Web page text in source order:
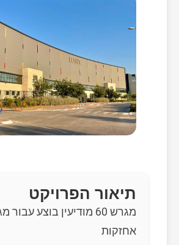
תיאור הפרויקט
מגרש 60 מודיעין בוצע
אחזקות